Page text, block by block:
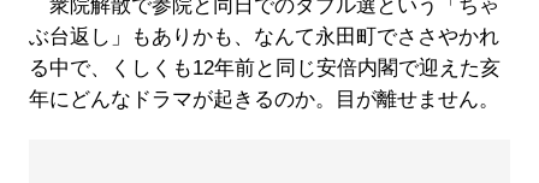
衆院解散で参院と同日でのダブル選という「ちゃ
ぶ台返し」もありかも、なんて永田町でささやかれ
る中で、くしくも12年前と同じ安倍内閣で迎えた亥
年にどんなドラマが起きるのか。目が離せません。